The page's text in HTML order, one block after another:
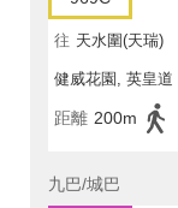
往 天水圍(天瑞)
健威花園, 英皇道
距離 200m
九巴/城巴